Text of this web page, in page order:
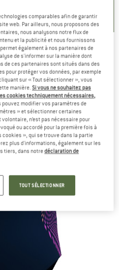
Placement
Maillot de bain
comparables afin de garantir
web. Par ailleurs, nous proposons des
nous analysons notre flux de
et la publicité et nous fournissons
également à nos partenaires de
de s'informer sur la manière dont
de ces partenaires sont situés dans des
pour protéger vos données, par exemple
sur « Tout sélectionner », vous
manière.Si vous ne souhaitez pas
cookies techniquement nécessaires,
pouvez modifier vos paramètres de
» et sélectionner certaines
n’est pas nécessaire pour
ou accordé pour la première fois à
cookies », qui se trouve dans la partie
plus d'informations, également sur les
tiers, dans notredéclaration de
TOUT SÉLECTIONNER